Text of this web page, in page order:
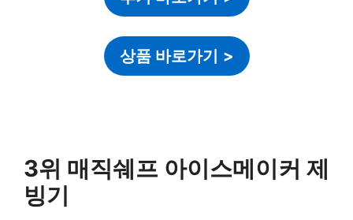
상품 바로가기 >
3위 매직쉐프 아이스메이커 제
빙기